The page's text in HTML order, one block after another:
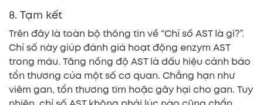
8. Tạm kết
Trên đây là toàn bộ thông tin về “Chỉ số AST là gì?”.
Chỉ số này giúp đánh giá hoạt động enzym AST
trong máu. Tăng nồng độ AST là dấu hiệu cảnh báo
tổn thương của một số cơ quan. Chẳng hạn như
viêm gan, tổn thương tim hoặc gây hại cho gan. Tuy